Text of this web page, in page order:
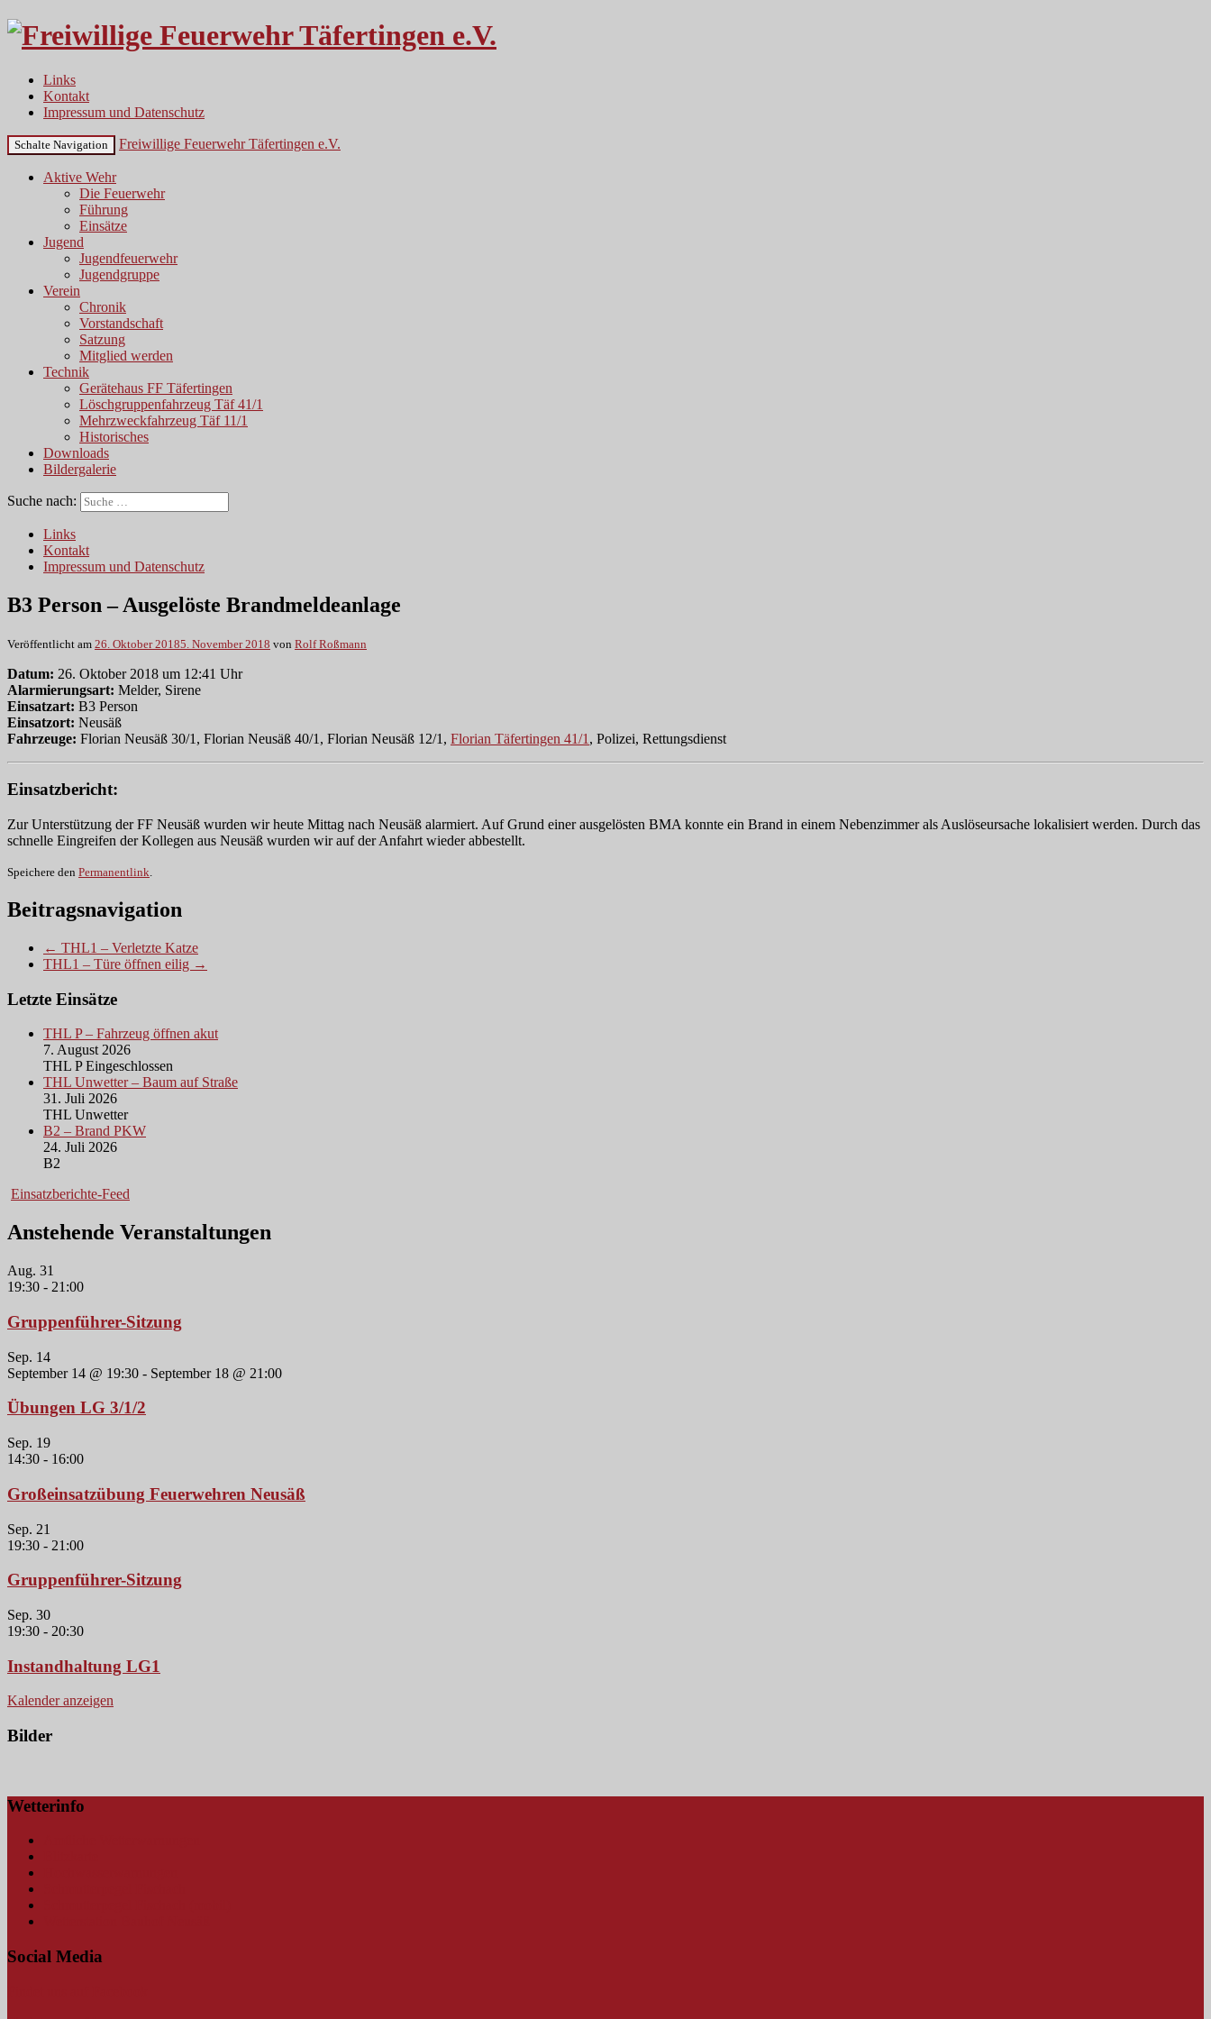
Links
Kontakt
Impressum und Datenschutz
Schalte Navigation Freiwillige Feuerwehr Täfertingen e.V.
Aktive Wehr
Die Feuerwehr
Führung
Einsätze
Jugend
Jugendfeuerwehr
Jugendgruppe
Verein
Chronik
Vorstandschaft
Satzung
Mitglied werden
Technik
Gerätehaus FF Täfertingen
Löschgruppenfahrzeug Täf 41/1
Mehrzweckfahrzeug Täf 11/1
Historisches
Downloads
Bildergalerie
Suche nach:
Links
Kontakt
Impressum und Datenschutz
B3 Person – Ausgelöste Brandmeldeanlage
Veröffentlicht am 26. Oktober 20185. November 2018 von Rolf Roßmann
Datum: 26. Oktober 2018 um 12:41 Uhr
Alarmierungsart: Melder, Sirene
Einsatzart: B3 Person
Einsatzort: Neusäß
Fahrzeuge: Florian Neusäß 30/1, Florian Neusäß 40/1, Florian Neusäß 12/1, Florian Täfertingen 41/1 , Polizei, Rettungsdienst
Einsatzbericht:
Zur Unterstützung der FF Neusäß wurden wir heute Mittag nach Neusäß alarmiert. Auf Grund einer ausgelösten BMA konnte ein Brand in einem Nebenzimmer als Auslöseursache lokalisiert werden. Durch das
schnelle Eingreifen der Kollegen aus Neusäß wurden wir auf der Anfahrt wieder abbestellt.
Speichere den Permanentlink.
Beitragsnavigation
← THL1 – Verletzte Katze
THL1 – Türe öffnen eilig →
Letzte Einsätze
THL P – Fahrzeug öffnen akut
7. August 2026
THL P Eingeschlossen
THL Unwetter – Baum auf Straße
31. Juli 2026
THL Unwetter
B2 – Brand PKW
24. Juli 2026
B2
Einsatzberichte-Feed
Anstehende Veranstaltungen
Aug. 31
19:30 - 21:00
Gruppenführer-Sitzung
Sep. 14
September 14 @ 19:30 - September 18 @ 21:00
Übungen LG 3/1/2
Sep. 19
14:30 - 16:00
Großeinsatzübung Feuerwehren Neusäß
Sep. 21
19:30 - 21:00
Gruppenführer-Sitzung
Sep. 30
19:30 - 20:30
Instandhaltung LG1
Kalender anzeigen
Bilder
Wetterinfo
Social Media